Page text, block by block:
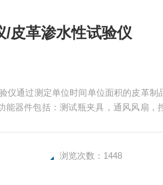
/皮革渗水性试验仪
仪通过测定单位时间单位面积的皮革制
能器件包括：测试瓶夹具，通风风扇，
浏览次数：1448